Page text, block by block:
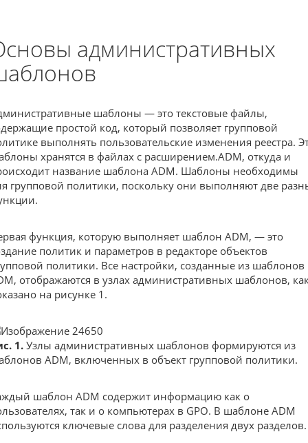
административных
шаблоны — это текстовые файлы,
простой код, который позволяет групповой
выполнять пользовательские изменения реестра.
хранятся в файлах с расширением.ADM, откуда и
название шаблона ADM. Шаблоны необходимы
групповой политики, поскольку они выполняют две
функция, которую выполняет шаблон ADM, — это
политик и параметров в редакторе объектов
политики. Все настройки, созданные из шаблонов
отображаются в узлах административных шаблонов,
на рисунке 1.
1. Узлы административных шаблонов формируются из
ADM, включенных в объект групповой политики.
шаблон ADM содержит информацию как о
так и о компьютерах в GPO. В шаблоне ADM
ключевые слова для разделения двух разделов.